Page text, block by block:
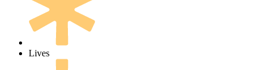
Lives